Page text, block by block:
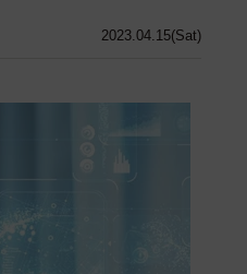
2023.04.15(Sat)